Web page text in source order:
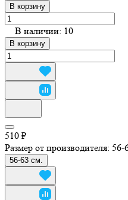
В корзину
В наличии: 10
В корзину
510 ₽
Размер от производителя: 56-
56-63 см.